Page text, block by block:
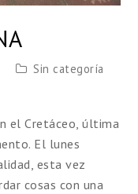
Sin categoría
el Cretáceo, última
El lunes
esta vez
cosas con una